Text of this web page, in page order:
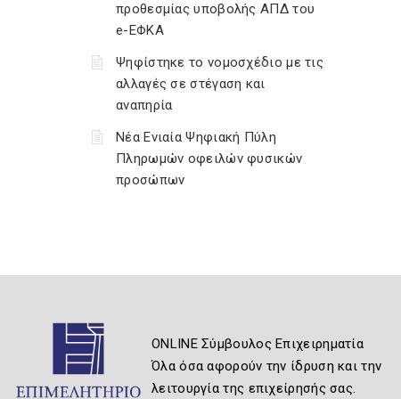
προθεσμίας υποβολής ΑΠΔ του
e-ΕΦΚΑ
Ψηφίστηκε το νομοσχέδιο με τις
αλλαγές σε στέγαση και
αναπηρία
Νέα Ενιαία Ψηφιακή Πύλη
Πληρωμών οφειλών φυσικών
προσώπων
ONLINE Σύμβουλος Επιχειρηματία
Όλα όσα αφορούν την ίδρυση και την
λειτουργία της επιχείρησής σας.